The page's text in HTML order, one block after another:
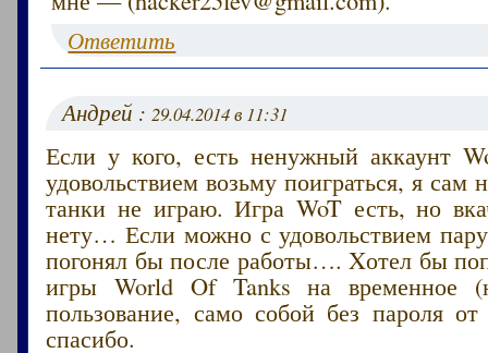
Ответить
Андрей :29.04.2014 в 11:31
Если у кого, есть ненужный аккаунт
удовольствием возьму поиграться, я сам
танки не играю. Игра WoT есть, но
нету… Если можно с удовольствием
погонял бы после работы…. Xотел бы
игры World Of Tanks на временное
пользование, само собой без пароля
спасибо.